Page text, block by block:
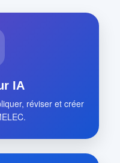
IA
réviser et créer